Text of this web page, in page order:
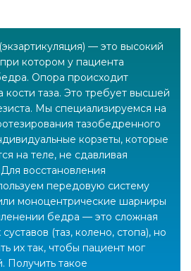
— это высокий
котором у пациента
Опора происходит
кости таза. Это требует высшей
Мы специализируемся на
тазобедренного
корзеты, которые
на теле, не сдавливая
восстановления
передовую систему
моноцентрические шарниры
бедра — это сложная
(таз, колено, стопа), но
их так, чтобы пациент мог
Получить такое